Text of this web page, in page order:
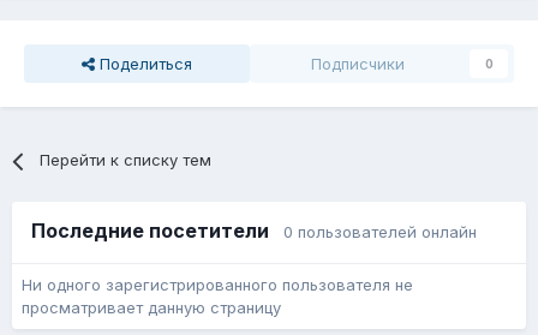
Поделиться Подписчики 0
Перейти к списку тем
Последние посетители 0 пользователей онлайн
Ни одного зарегистрированного пользователя не
просматривает данную страницу